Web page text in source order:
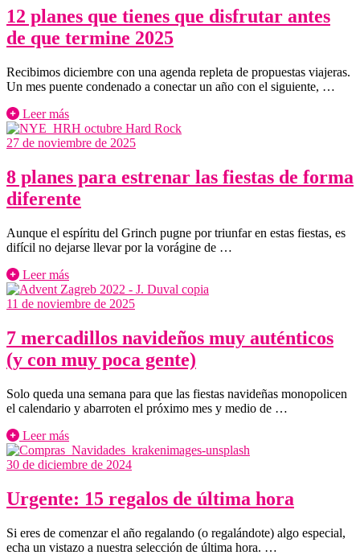
12 planes que tienes que disfrutar antes
de que termine 2025
Recibimos diciembre con una agenda repleta de propuestas viajeras.
Un mes puente condenado a conectar un año con el siguiente, …
Leer más
27 de noviembre de 2025
8 planes para estrenar las fiestas de forma
diferente
Aunque el espíritu del Grinch pugne por triunfar en estas fiestas, es
difícil no dejarse llevar por la vorágine de …
Leer más
11 de noviembre de 2025
7 mercadillos navideños muy auténticos
(y con muy poca gente)
Solo queda una semana para que las fiestas navideñas monopolicen
el calendario y abarroten el próximo mes y medio de …
Leer más
30 de diciembre de 2024
Urgente: 15 regalos de última hora
Si eres de comenzar el año regalando (o regalándote) algo especial,
echa un vistazo a nuestra selección de última hora. …